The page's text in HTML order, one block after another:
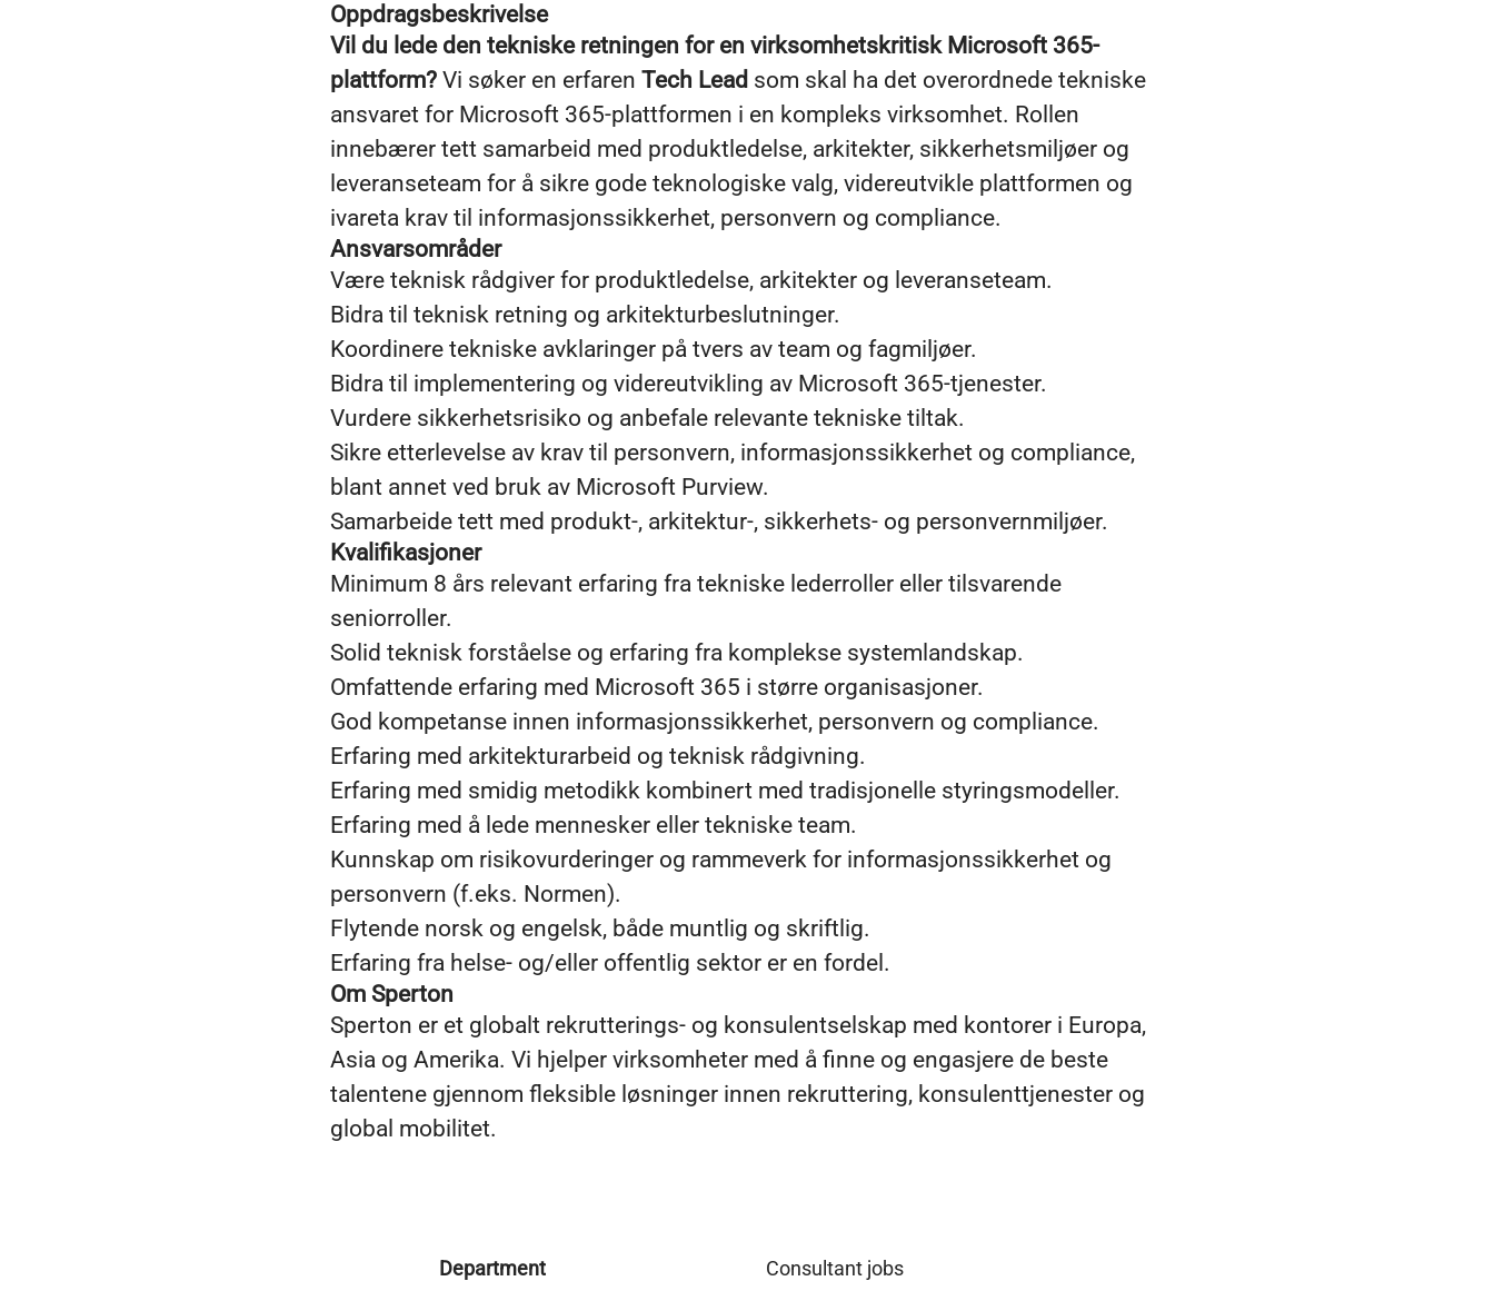
Oppdragsbeskrivelse
Vil du lede den tekniske retningen for en virksomhetskritisk Microsoft 365-
plattform? Vi søker en erfaren Tech Lead som skal ha det overordnede tekniske
ansvaret for Microsoft 365-plattformen i en kompleks virksomhet. Rollen
innebærer tett samarbeid med produktledelse, arkitekter, sikkerhetsmiljøer og
leveranseteam for å sikre gode teknologiske valg, videreutvikle plattformen og
ivareta krav til informasjonssikkerhet, personvern og compliance.
Ansvarsområder
Være teknisk rådgiver for produktledelse, arkitekter og leveranseteam.
Bidra til teknisk retning og arkitekturbeslutninger.
Koordinere tekniske avklaringer på tvers av team og fagmiljøer.
Bidra til implementering og videreutvikling av Microsoft 365-tjenester.
Vurdere sikkerhetsrisiko og anbefale relevante tekniske tiltak.
Sikre etterlevelse av krav til personvern, informasjonssikkerhet og compliance,
blant annet ved bruk av Microsoft Purview.
Samarbeide tett med produkt-, arkitektur-, sikkerhets- og personvernmiljøer.
Kvalifikasjoner
Minimum 8 års relevant erfaring fra tekniske lederroller eller tilsvarende
seniorroller.
Solid teknisk forståelse og erfaring fra komplekse systemlandskap.
Omfattende erfaring med Microsoft 365 i større organisasjoner.
God kompetanse innen informasjonssikkerhet, personvern og compliance.
Erfaring med arkitekturarbeid og teknisk rådgivning.
Erfaring med smidig metodikk kombinert med tradisjonelle styringsmodeller.
Erfaring med å lede mennesker eller tekniske team.
Kunnskap om risikovurderinger og rammeverk for informasjonssikkerhet og
personvern (f.eks. Normen).
Flytende norsk og engelsk, både muntlig og skriftlig.
Erfaring fra helse- og/eller offentlig sektor er en fordel.
Om Sperton
Sperton er et globalt rekrutterings- og konsulentselskap med kontorer i Europa,
Asia og Amerika. Vi hjelper virksomheter med å finne og engasjere de beste
talentene gjennom fleksible løsninger innen rekruttering, konsulenttjenester og
global mobilitet.
Department Consultant jobs